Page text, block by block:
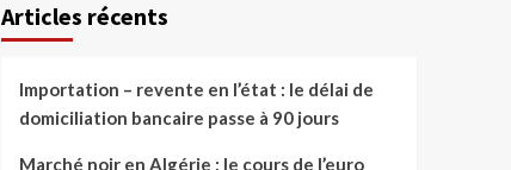
Articles récents
Importation – revente en l’état : le délai de
domiciliation bancaire passe à 90 jours
Marché noir en Algérie : le cours de l’euro